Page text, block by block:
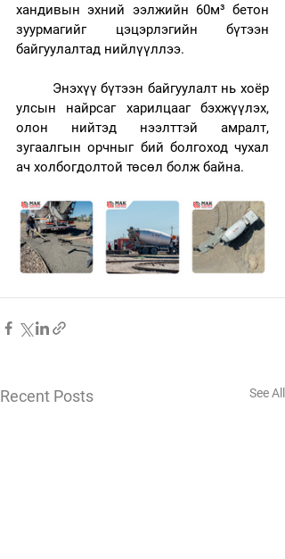
хандивын эхний ээлжийн 60м³ бетон
зуурмагийг цэцэрлэгийн бүтээн
байгуулалтад нийлүүллээ.
улсын найрсаг харилцааг бэхжүүлэх,
олон нийтэд нээлттэй амралт,
зугаалгын орчныг бий болгоход чухал
ач холбогдолтой төсөл болж байна.
Recent Posts See All